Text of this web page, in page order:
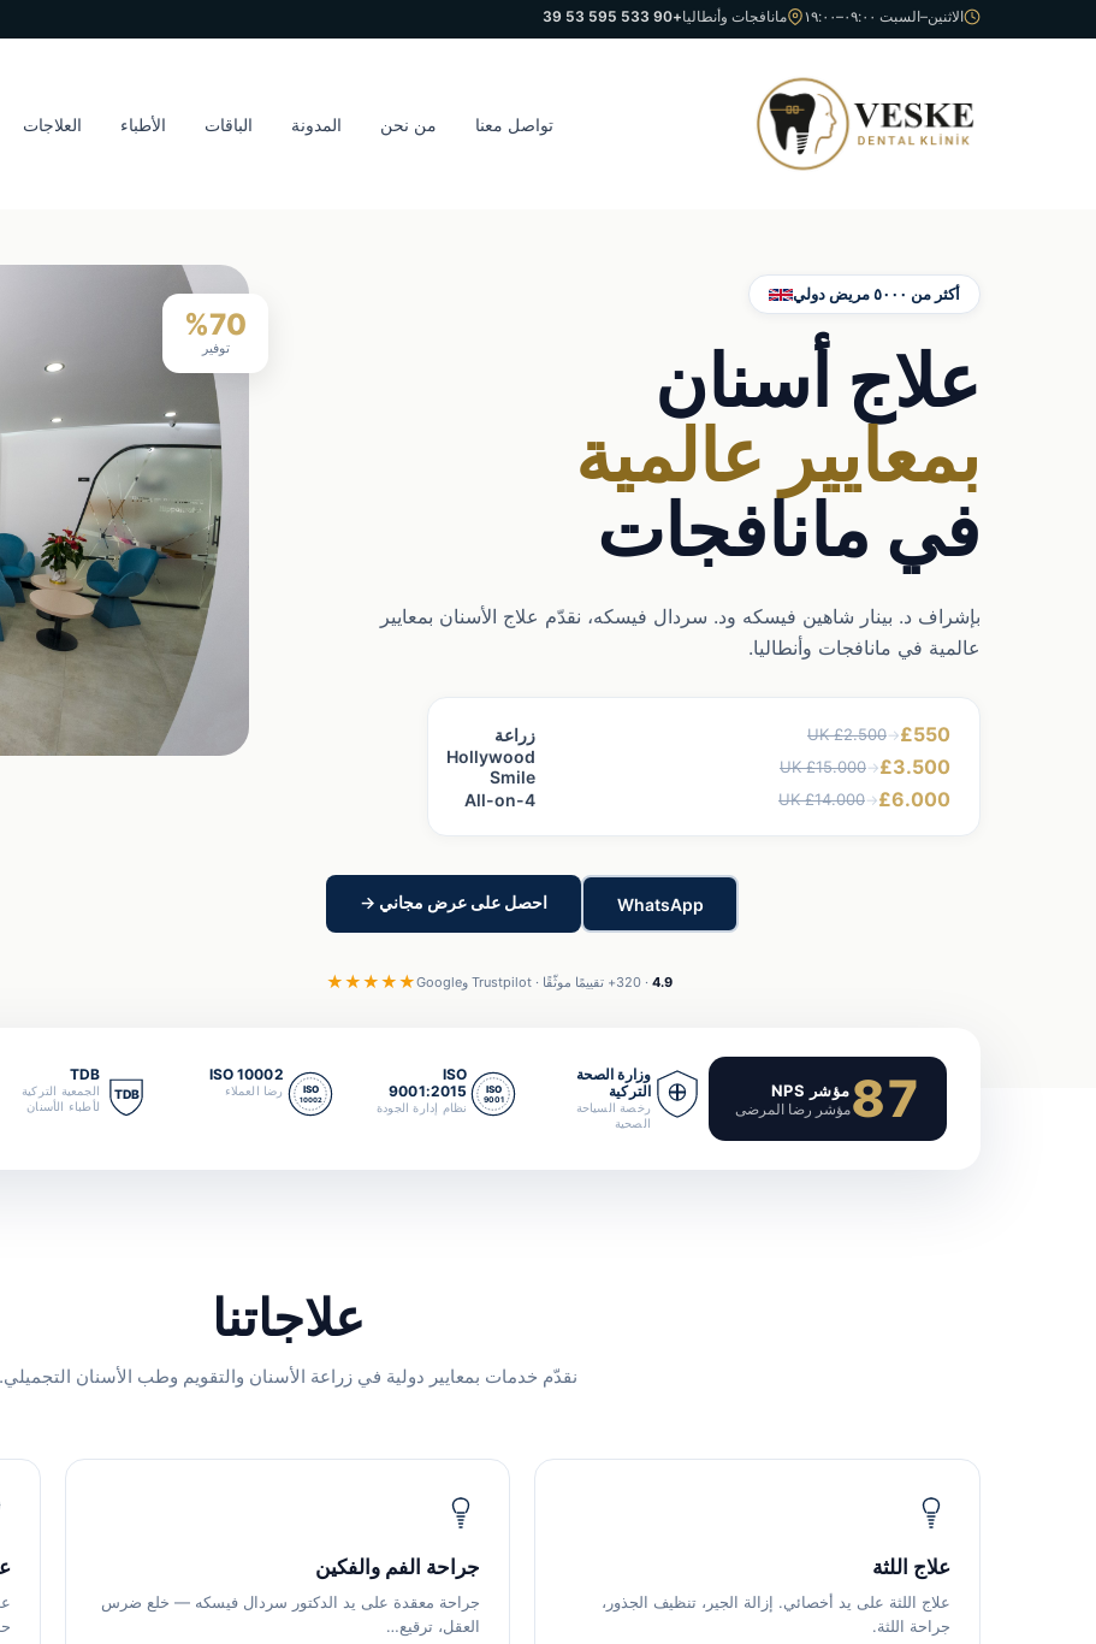
مانافجات وأنطاليا الاثنين–السبت ٠٩:٠٠–١٩:٠٠ +90 533 595 53 39
العلاجات الأطباء الباقات المدونة من نحن تواصل معنا
أكثر من ٥٠٠٠ مريض دولي
علاج أسنان
بمعايير عالمية
في مانافجات
بإشراف د. بينار شاهين فيسكه ود. سردال فيسكه، نقدّم علاج الأسنان بمعايير
عالمية في مانافجات وأنطاليا.
زراعة £2.500 UK→£550
Hollywood
Smile
£15.000 UK→£3.500
All-on-4 £14.000 UK→£6.000
احصل على عرض مجاني → WhatsApp
★★★★★ 4.9 · 320+ تقييمًا موثّقًا · Trustpilot وGoogle
%70
توفير
87مؤشر NPS
مؤشر رضا المرضى
وزارة الصحة
التركية
رخصة السياحة
الصحية
ISO
9001
ISO
9001:2015
نظام إدارة الجودة
ISO
10002
ISO 10002
رضا العملاء TDB
TDB
الجمعية التركية
لأطباء الأسنان
علاجاتنا
نقدّم خدمات بمعايير دولية في زراعة الأسنان والتقويم وطب الأسنان التجميلي.
علاج اللثة
علاج اللثة على يد أخصائي. إزالة الجير، تنظيف الجذور،
جراحة اللثة.
جراحة الفم والفكين
جراحة معقدة على يد الدكتور سردال فيسكه — خلع ضرس
العقل، ترقيع…